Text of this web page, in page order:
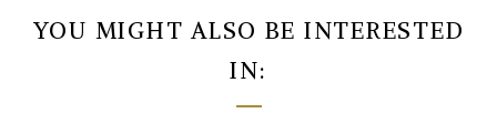
YOU MIGHT ALSO BE INTERESTED
IN: